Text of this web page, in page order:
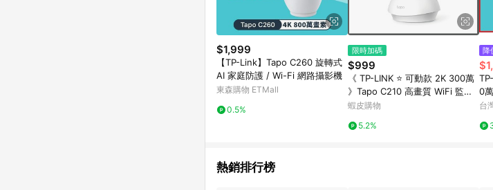
$1,999
【TP-Link】Tapo C260 旋轉式
AI 家庭防護 / Wi-Fi 網路攝影機
東森購物 ETMall
0.5%
限時加碼
$999
《 TP-LINK ⭐ 可動款 2K 300萬
》Tapo C210 高畫質 WiFi 監控
攝影機 攝影機 監視器
蝦皮購物
5.2%
降
0
台
熱銷排行榜